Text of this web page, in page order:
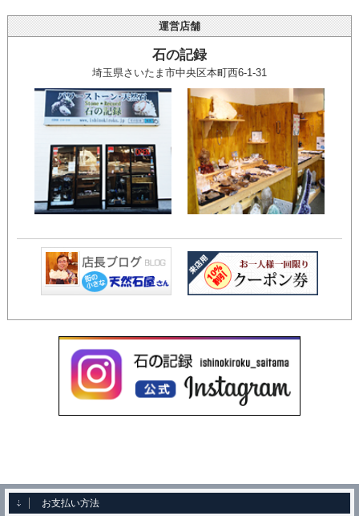
運営店舗
石の記録
埼玉県さいたま市中央区本町西6-1-31
お支払い方法